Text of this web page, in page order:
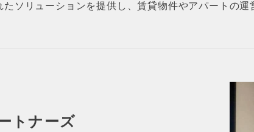
ソリューションを提供し、賃貸物件やアパートの運
トナーズ